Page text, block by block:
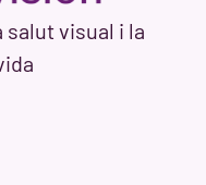
visual i la